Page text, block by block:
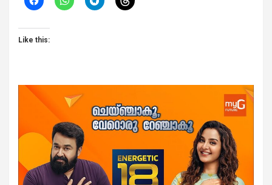
Like this: